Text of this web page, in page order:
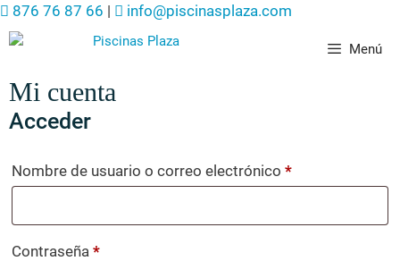
876 76 87 66 | info@piscinasplaza.com
Menú
Mi cuenta
Acceder
Nombre de usuario o correo electrónico *
Contraseña *